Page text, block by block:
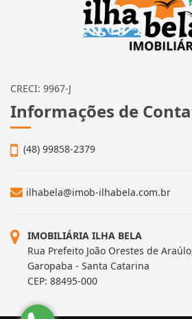
CRECI: 9967-J
Informações de
(48) 99858-2379
ilhabela@imob-ilhabela.com.br
IMOBILIÁRIA ILHA BELA
Rua Prefeito João Orestes de
Garopaba - Santa Catarina
CEP: 88495-000